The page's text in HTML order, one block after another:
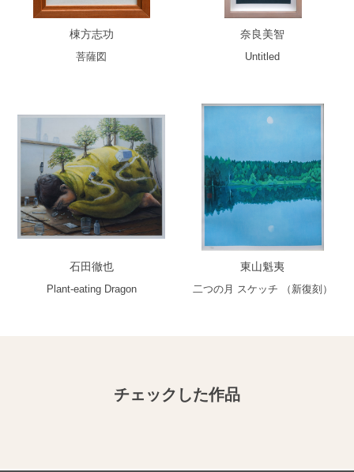
棟方志功
菩薩図
奈良美智
Untitled
石田徹也
Plant-eating Dragon
東山魁夷
二つの月 スケッチ （新復刻）
チェックした作品